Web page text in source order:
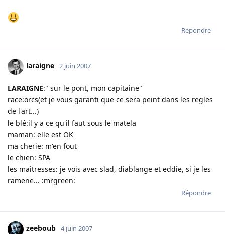
Répondre
laraigne 2 juin 2007
LARAIGNE:" sur le pont, mon capitaine"
race:orcs(et je vous garanti que ce sera peint dans les regles
de l'art...)
le blé:il y a ce qu'il faut sous le matela
maman: elle est OK
ma cherie: m'en fout
le chien: SPA
les maitresses: je vois avec slad, diablange et eddie, si je les
ramene... :mrgreen:
Répondre
zeeboub 4 juin 2007